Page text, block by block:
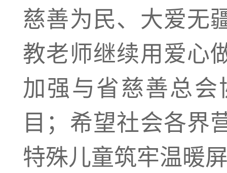
慈善为民、大爱无
教老师继续用爱心
加强与省慈善总
目；希望社会各界
特殊儿童筑牢温暖